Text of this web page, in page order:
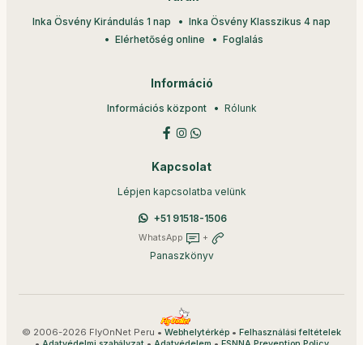
Inka Ösvény Kirándulás 1 nap
Inka Ösvény Klasszikus 4 nap
Elérhetőség online
Foglalás
Információ
Információs központ Rólunk
Kapcsolat
Lépjen kapcsolatba velünk
+51 91518-1506
WhatsApp +
Panaszkönyv
© 2006-2026 FlyOnNet Peru • Webhelytérkép • Felhasználási feltételek